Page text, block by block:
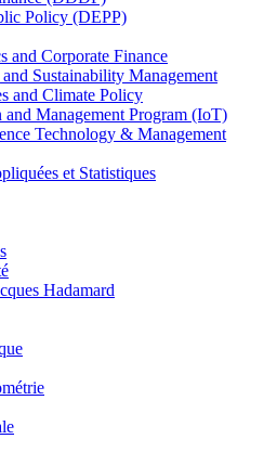
Policy (DEPP)
Corporate Finance
Sustainability Management
and Climate Policy
Management Program (IoT)
Technology & Management
et Statistiques
Hadamard